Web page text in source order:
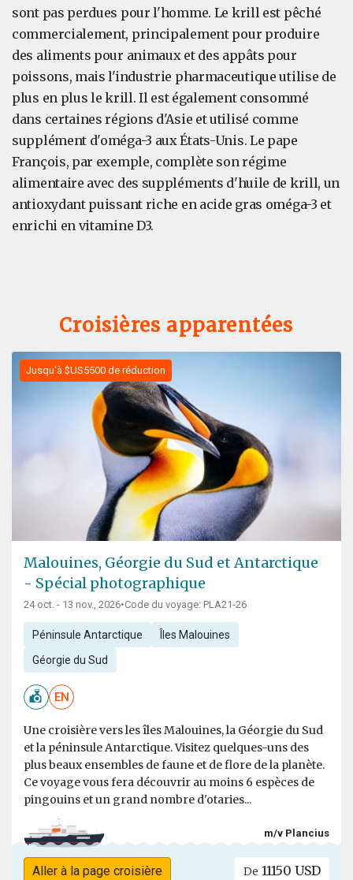
sont pas perdues pour l'homme. Le krill est pêché
commercialement, principalement pour produire
des aliments pour animaux et des appâts pour
poissons, mais l'industrie pharmaceutique utilise de
plus en plus le krill. Il est également consommé
dans certaines régions d'Asie et utilisé comme
supplément d'oméga-3 aux États-Unis. Le pape
François, par exemple, complète son régime
alimentaire avec des suppléments d'huile de krill, un
antioxydant puissant riche en acide gras oméga-3 et
enrichi en vitamine D3.
Croisières apparentées
Jusqu'à $US5500 de réduction
Malouines, Géorgie du Sud et Antarctique
- Spécial photographique
24 oct. - 13 nov., 2026•Code du voyage: PLA21-26
Péninsule Antarctique Îles Malouines
Géorgie du Sud
EN
Une croisière vers les îles Malouines, la Géorgie du Sud
et la péninsule Antarctique. Visitez quelques-uns des
plus beaux ensembles de faune et de flore de la planète.
Ce voyage vous fera découvrir au moins 6 espèces de
pingouins et un grand nombre d'otaries...
m/v Plancius
Aller à la page croisière De 11150 USD